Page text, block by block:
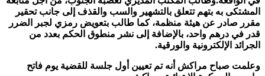
المشتكى به بتهم تتعلق بالتشهير والسب والقذف إلى جانب تحقير
مقرر صادر عن هيئة منظمة، كما طالب بتعويض رمزي لجبر الضرر
قدر في درهم واحد، بالإضافة إلى نشر منطوق الحكم بعدد من
الجرائد الإلكترونية والورقية.
وعلمت صباح مراكش أنه تم تعيين أول جلسة للقضية يوم فاتح